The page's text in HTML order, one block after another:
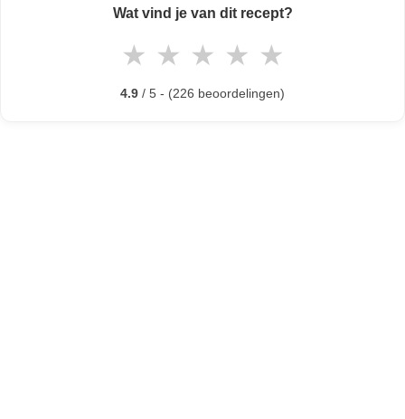
Wat vind je van dit recept?
★ ★ ★ ★ ★
4.9 / 5 - (226 beoordelingen)